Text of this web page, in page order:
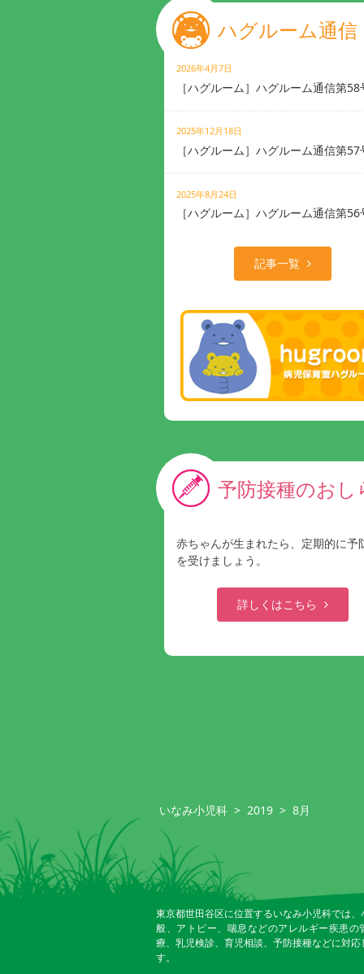
ハグルーム通信
2026年4月7日
［ハグルーム］ハグルーム通信第58
2025年12月18日
［ハグルーム］ハグルーム通信第57
2025年8月24日
［ハグルーム］ハグルーム通信第56
記事一覧
予防接種のおし
赤ちゃんが生まれたら、定期的に予
を受けましょう。
詳しくはこちら
いなみ小児科 > 2019 > 8月
東京都世田谷区に位置するいなみ小児科では、
般、アトピー、喘息などのアレルギー疾患の
療、乳児検診、育児相談、予防接種などに対応
す。